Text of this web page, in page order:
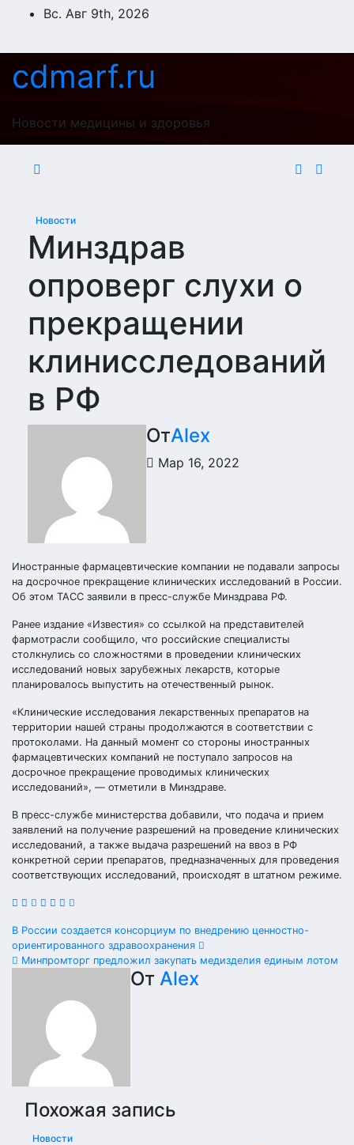
ПерейтиВс. Авг 9th, 2026
cdmarf.ru
Новости медицины и здоровья
Новости
Минздрав
опроверг слухи о
прекращении
клинисследований
в РФ
ОтAlex
Мар 16, 2022
Иностранные фармацевтические компании не подавали запросы
на досрочное прекращение клинических исследований в России.
Об этом ТАСС заявили в пресс-службе Минздрава РФ.
Ранее издание «Известия» со ссылкой на представителей
фармотрасли сообщило, что российские специалисты
столкнулись со сложностями в проведении клинических
исследований новых зарубежных лекарств, которые
планировалось выпустить на отечественный рынок.
«Клинические исследования лекарственных препаратов на
территории нашей страны продолжаются в соответствии с
протоколами. На данный момент со стороны иностранных
фармацевтических компаний не поступало запросов на
досрочное прекращение проводимых клинических
исследований», — отметили в Минздраве.
В пресс-службе министерства добавили, что подача и прием
заявлений на получение разрешений на проведение клинических
исследований, а также выдача разрешений на ввоз в РФ
конкретной серии препаратов, предназначенных для проведения
соответствующих исследований, происходят в штатном режиме.
Навигация
по
записям
В России создается консорциум по внедрению ценностно-
ориентированного здравоохранения
Минпромторг предложил закупать медизделия единым лотом
От Alex
Похожая запись
Новости